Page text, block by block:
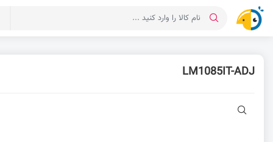
LM1085IT-ADJ